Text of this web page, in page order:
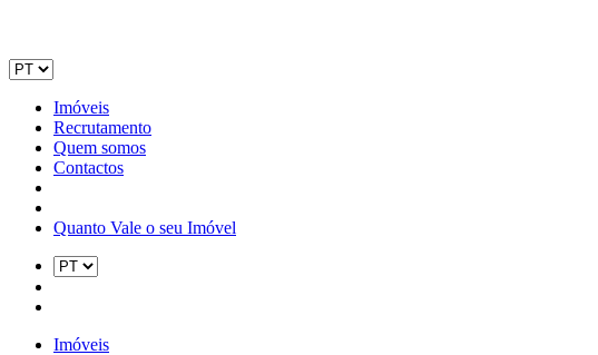
Imóveis
Recrutamento
Quem somos
Contactos
Quanto Vale o seu Imóvel
Imóveis